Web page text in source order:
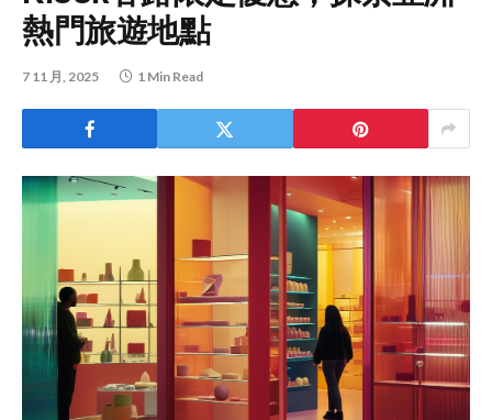
熱門旅遊地點
7 11 月, 2025 1 Min Read